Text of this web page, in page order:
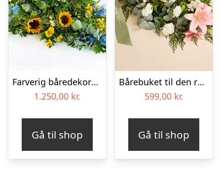
Farverig båredekoration i gul og blå – Blomster til begravelse
1.250,00 kr.
Gå til shop
Bårebuket til den rolige afsked med bånd
599,00 kr.
Gå til shop